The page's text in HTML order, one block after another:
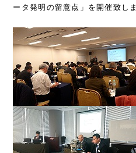
ータ発明の留意点」を開催致し